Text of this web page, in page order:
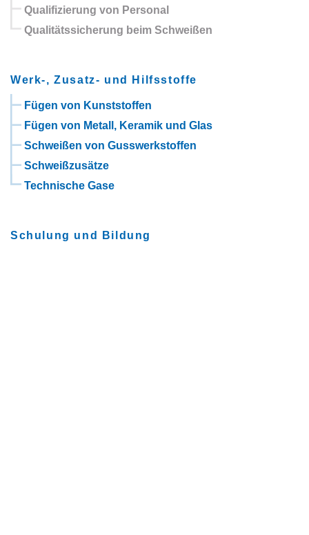
Qualifizierung von Personal
Qualitätssicherung beim Schweißen
Werk-, Zusatz- und Hilfsstoffe
Fügen von Kunststoffen
Fügen von Metall, Keramik und Glas
Schweißen von Gusswerkstoffen
Schweißzusätze
Technische Gase
Schulung und Bildung